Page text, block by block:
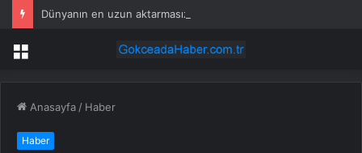
Menü
Anasayfa / Haber
Haber